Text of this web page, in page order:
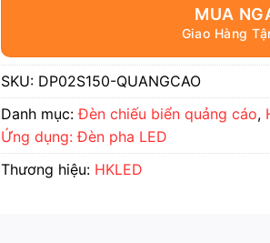
MUA
SKU: DP02S150-QUANGCAO
Danh mục:Đèn chiếu biển quảng cáo,
Ứng dụng: Đèn pha LED
Thương hiệu: HKLED